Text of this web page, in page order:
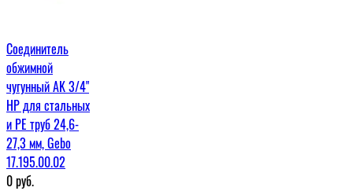
Соединитель
обжимной
чугунный AK 3/4"
НР для стальных
и PE труб 24,6-
27,3 мм, Gebo
17.195.00.02
0руб.